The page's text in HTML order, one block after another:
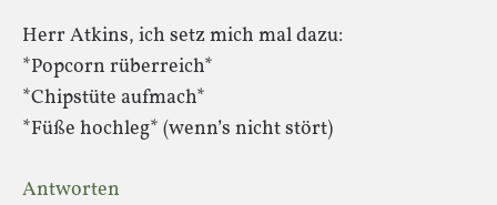
Herr Atkins, ich setz mich mal dazu:
*Popcorn rüberreich*
*Chipstüte aufmach*
*Füße hochleg* (wenn’s nicht stört)
Antworten